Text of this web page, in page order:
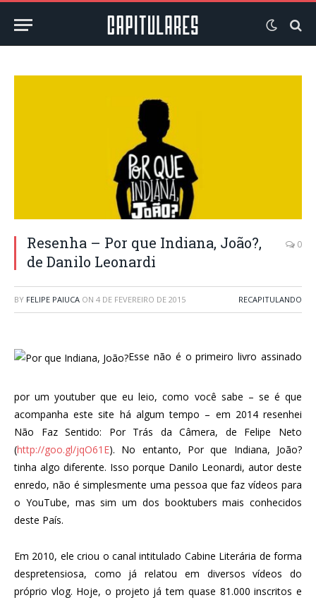
Resenha – Por que Indiana, João?,
de Danilo Leonardi
0
BY FELIPE PAIUCA ON 4 DE FEVEREIRO DE 2015 RECAPITULANDO
Esse não é o primeiro livro assinado
por um youtuber que eu leio, como você sabe – se é que
acompanha este site há algum tempo – em 2014 resenhei
Não Faz Sentido: Por Trás da Câmera, de Felipe Neto
(http://goo.gl/jqO61E). No entanto, Por que Indiana, João?
tinha algo diferente. Isso porque Danilo Leonardi, autor deste
enredo, não é simplesmente uma pessoa que faz vídeos para
o YouTube, mas sim um dos booktubers mais conhecidos
deste País.
Em 2010, ele criou o canal intitulado Cabine Literária de forma
despretensiosa, como já relatou em diversos vídeos do
próprio vlog. Hoje, o projeto já tem quase 81.000 inscritos e